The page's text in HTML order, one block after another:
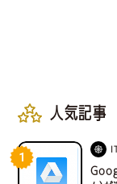
人気記事
1